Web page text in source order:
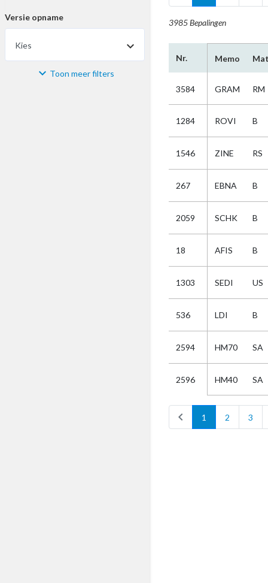
Versie opname
Kies
Materiaal Toon meer filters
3985 Bepalingen
Nr. Memo
3584 GRAM RM
1284 ROVI B
1546 ZINE RS
267 EBNA B
2059 SCHK B
18 AFIS B
1303 SEDI US
536 LDI B
2594 HM70 SA
2596 HM40 SA
chevron_left 1 2 3